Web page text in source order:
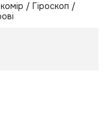
/ Гіроскоп /